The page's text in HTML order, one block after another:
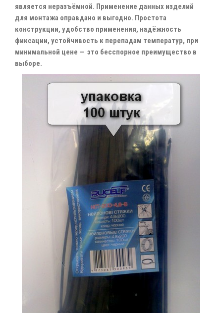
является неразъёмной. Применение данных изделий
для монтажа оправдано и выгодно. Простота
конструкции, удобство применения, надёжность
фиксации, устойчивость к перепадам температур, при
минимальной цене — это бесспорное преимущество в
выборе.